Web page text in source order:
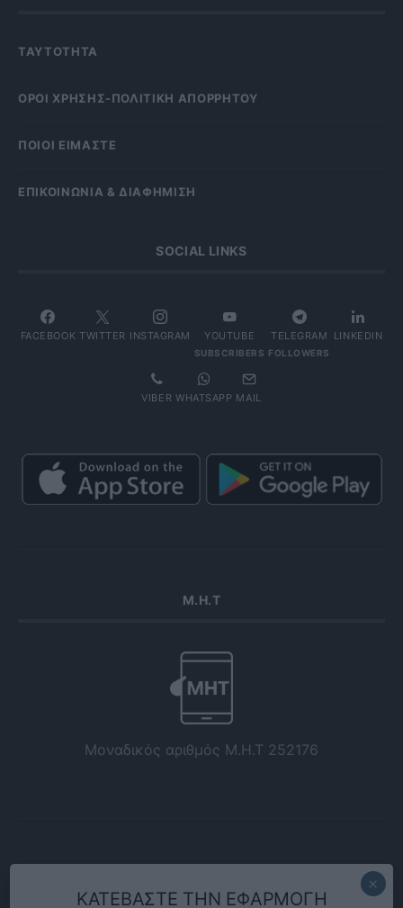
ΤΑΥΤΟΤΗΤΑ
OΡΟΙ ΧΡΗΣΗΣ-ΠΟΛΙΤΙΚΗ ΑΠΟΡΡΗΤΟΥ
ΠΟΙΟΙ ΕΙΜΑΣΤΕ
ΕΠΙΚΟΙΝΩΝΙΑ & ΔΙΑΦΗΜΙΣΗ
SOCIAL LINKS
FACEBOOK TWITTER INSTAGRAM YOUTUBE
SUBSCRIBERS
TELEGRAM
FOLLOWERS
LINKEDIN
VIBER WHATSAPP MAIL
Μ.Η.Τ
Μοναδικός αριθμός Μ.Η.Τ 252176
ΚΑΤΕΒΑΣΤΕ ΤΗΝ ΕΦΑΡΜΟΓΗ